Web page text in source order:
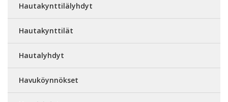
Hautakynttilälyhdyt
Hautakynttilät
Hautalyhdyt
Havuköynnökset